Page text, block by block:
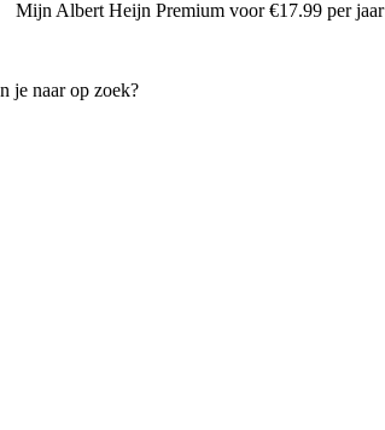
Mijn Albert Heijn Premium voor €17.99 per jaar